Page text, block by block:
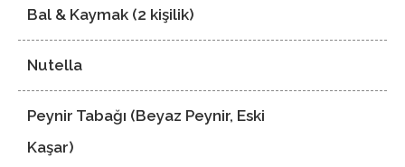
Bal & Kaymak (2 kişilik)
Nutella
Peynir Tabağı (Beyaz Peynir, Eski
Kaşar)